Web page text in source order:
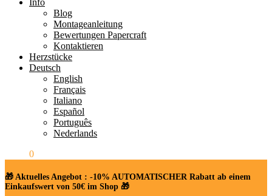
Info
Blog
Montageanleitung
Bewertungen Papercraft
Kontaktieren
Herzstücke
Deutsch
English
Français
Italiano
Español
Português
Nederlands
0
🎁 Aktuelles Angebot : -10% AUTOMATISCHER Rabatt ab einem
Einkaufswert von 50€ im Shop 🎁